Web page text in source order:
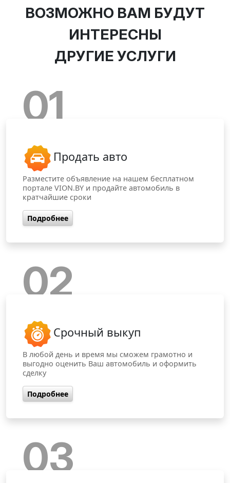
ВОЗМОЖНО ВАМ БУДУТ
ИНТЕРЕСНЫ
ДРУГИЕ УСЛУГИ
01
Продать авто
Разместите объявление на нашем бесплатном
портале VION.BY и продайте автомобиль в
кратчайшие сроки
Подробнее
02
Срочный выкуп
В любой день и время мы сможем грамотно и
выгодно оценить Ваш автомобиль и оформить
сделку
Подробнее
03